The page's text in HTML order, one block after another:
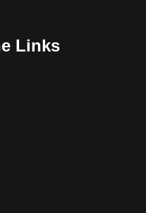
Links